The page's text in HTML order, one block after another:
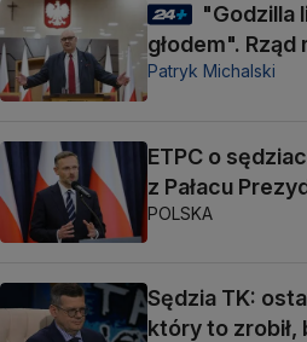
"Godzilla
głodem". Rząd
Patryk Michalski
ETPC o
z Pałacu
POLSKA
Sędzia TK:
który to zrobił,